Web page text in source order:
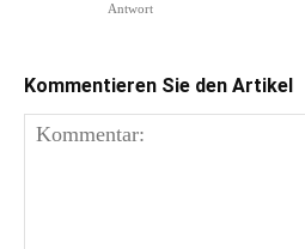
Antwort
Kommentieren Sie den Artikel